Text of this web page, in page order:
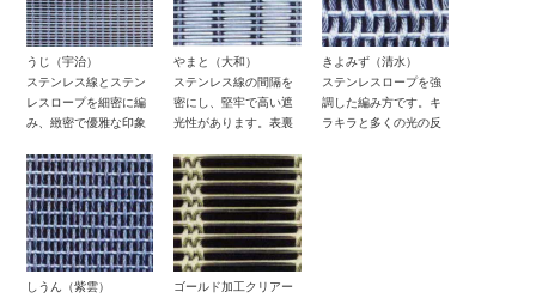
うじ（宇治）
ステンレス線とステン
レスロープを細密に編
み、緻密で優雅な印象
やまと（大和）
ステンレス線の間隔を
密にし、堅牢で高い遮
光性があります。表裏
す。
きよみず（清水）
ステンレスロープを強
調した編み方です。キ
ラキラと多くの光の反
しうん（紫雲）
ゴールド加工クリアー